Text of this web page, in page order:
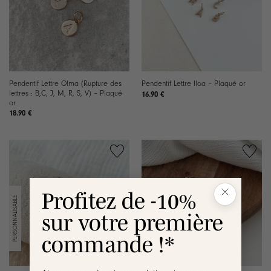
Profitez de -10%
sur votre première
commande !*
Pendentif Lettre Olma (Rupture des
lettres : B,C, J, M, R, S, V) – Plaqué
or
18.90 €
Pendentif Lettre Iloa – Plaqué or
16.90 €
à la
Ajouter
à la
souhaits